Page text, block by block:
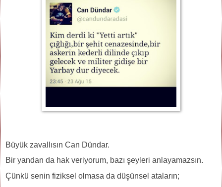
Büyük zavallısın Can Dündar.
Bir yandan da hak veriyorum, bazı şeyleri anlayamazsın.
Çünkü senin fiziksel olmasa da düşünsel ataların;